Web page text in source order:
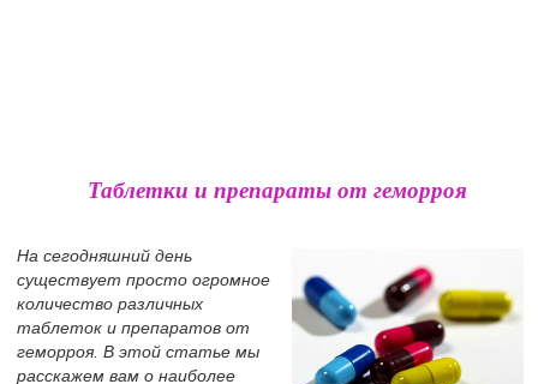
Таблетки и препараты от геморроя
На сегодняшний день
существует просто огромное
количество различных
таблеток и препаратов от
геморроя. В этой статье мы
расскажем вам о наиболее